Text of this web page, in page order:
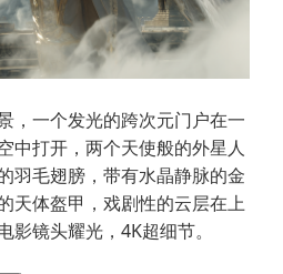
，一个发光的跨次元门户在一
中打开，两个天使般的外星人
羽毛翅膀，带有水晶静脉的金
天体盔甲，戏剧性的云层在上
镜头耀光，4K超细节。